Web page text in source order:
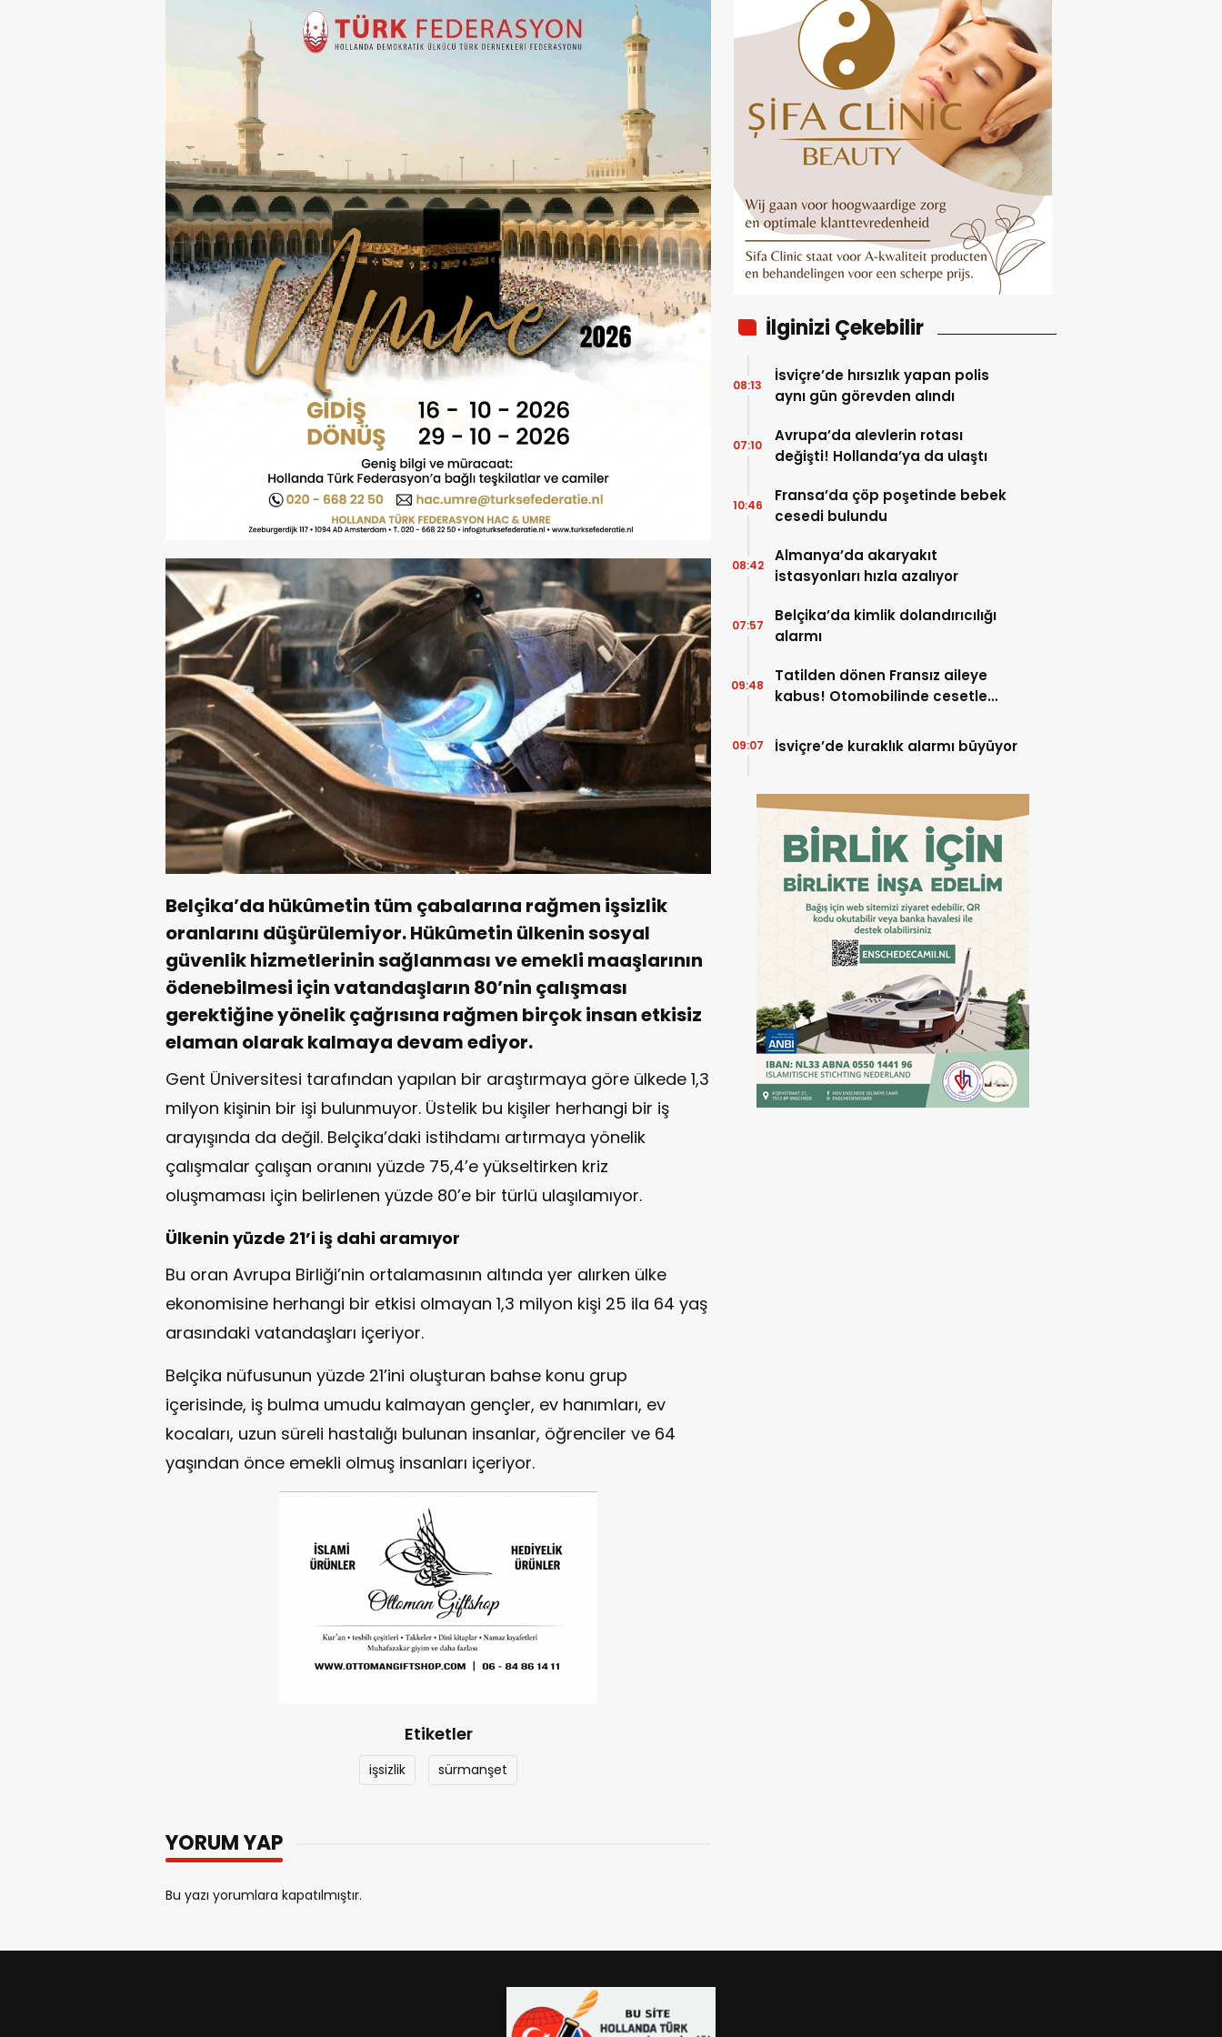
Belçika’da hükûmetin tüm çabalarına rağmen işsizlik
oranlarını düşürülemiyor. Hükûmetin ülkenin sosyal
güvenlik hizmetlerinin sağlanması ve emekli maaşlarının
ödenebilmesi için vatandaşların 80’nin çalışması
gerektiğine yönelik çağrısına rağmen birçok insan etkisiz
elaman olarak kalmaya devam ediyor.
Gent Üniversitesi tarafından yapılan bir araştırmaya göre ülkede 1,3
milyon kişinin bir işi bulunmuyor. Üstelik bu kişiler herhangi bir iş
arayışında da değil. Belçika’daki istihdamı artırmaya yönelik
çalışmalar çalışan oranını yüzde 75,4’e yükseltirken kriz
oluşmaması için belirlenen yüzde 80’e bir türlü ulaşılamıyor.
Ülkenin yüzde 21’i iş dahi aramıyor
Bu oran Avrupa Birliği’nin ortalamasının altında yer alırken ülke
ekonomisine herhangi bir etkisi olmayan 1,3 milyon kişi 25 ila 64 yaş
arasındaki vatandaşları içeriyor.
Belçika nüfusunun yüzde 21’ini oluşturan bahse konu grup
içerisinde, iş bulma umudu kalmayan gençler, ev hanımları, ev
kocaları, uzun süreli hastalığı bulunan insanlar, öğrenciler ve 64
yaşından önce emekli olmuş insanları içeriyor.
Etiketler
işsizlik sürmanşet
YORUM YAP
Bu yazı yorumlara kapatılmıştır.
İlginizi Çekebilir
İsviçre’de hırsızlık yapan polis
aynı gün görevden alındı
08:13
Avrupa’da alevlerin rotası
değişti! Hollanda’ya da ulaştı
07:10
Fransa’da çöp poşetinde bebek
cesedi bulundu
10:46
Almanya’da akaryakıt
istasyonları hızla azalıyor
08:42
Belçika’da kimlik dolandırıcılığı
alarmı
07:57
Tatilden dönen Fransız aileye
kabus! Otomobilinde cesetle
09:48
İsviçre’de kuraklık alarmı büyüyor
09:07